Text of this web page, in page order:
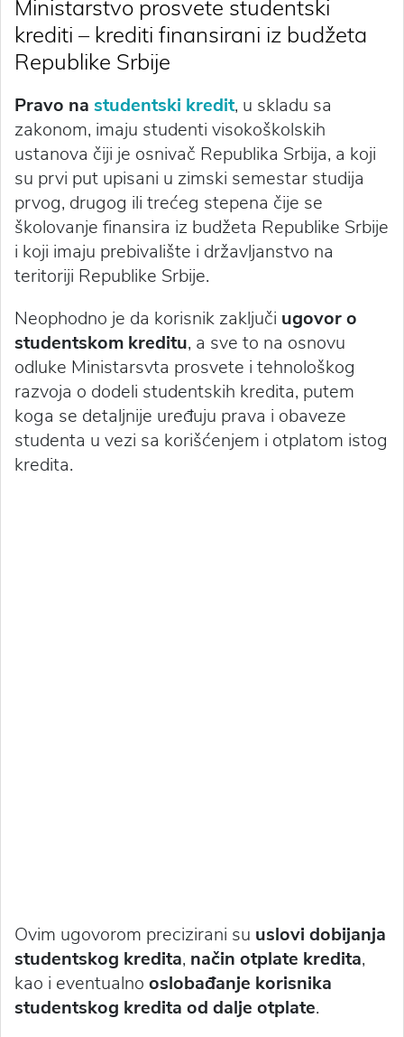
Ministarstvo prosvete studentski
krediti – krediti finansirani iz budžeta
Republike Srbije
Pravo na studentski kredit, u skladu sa
zakonom, imaju studenti visokoškolskih
ustanova čiji je osnivač Republika Srbija, a koji
su prvi put upisani u zimski semestar studija
prvog, drugog ili trećeg stepena čije se
školovanje finansira iz budžeta Republike Srbije
i koji imaju prebivalište i državljanstvo na
teritoriji Republike Srbije.
Neophodno je da korisnik zaključi ugovor o
studentskom kreditu, a sve to na osnovu
odluke Ministarsvta prosvete i tehnološkog
razvoja o dodeli studentskih kredita, putem
koga se detaljnije uređuju prava i obaveze
studenta u vezi sa korišćenjem i otplatom istog
kredita.
Ovim ugovorom precizirani su uslovi dobijanja
studentskog kredita, način otplate kredita,
kao i eventualno oslobađanje korisnika
studentskog kredita od dalje otplate.